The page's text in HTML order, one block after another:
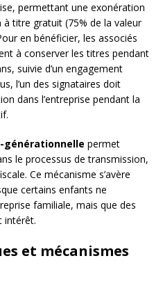
permettant une exonération
titre gratuit (75% de la valeur
en bénéficier, les associés
à conserver les titres pendant
suivie d’un engagement
l’un des signataires doit
dans l’entreprise pendant la
permet
le processus de transmission,
Ce mécanisme s’avère
certains enfants ne
familiale, mais que des
intérêt.
et mécanismes